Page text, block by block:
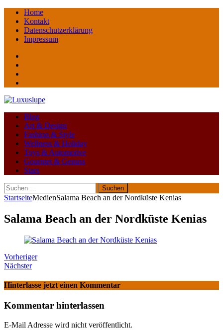
Home
Kontakt
Datenschutzerklärung
Impressum
Blog
Art & Design
Fashion & Style
Wellness & Holiday
Toys & Automotive
Gourmet & Genuss
Stars
Suchen
nach:
StartseiteMedienSalama Beach an der Nordküste Kenias
Salama Beach an der Nordküste Kenias
Vorheriger
Nächster
Hinterlasse jetzt einen Kommentar
Kommentar hinterlassen
E-Mail Adresse wird nicht veröffentlicht.